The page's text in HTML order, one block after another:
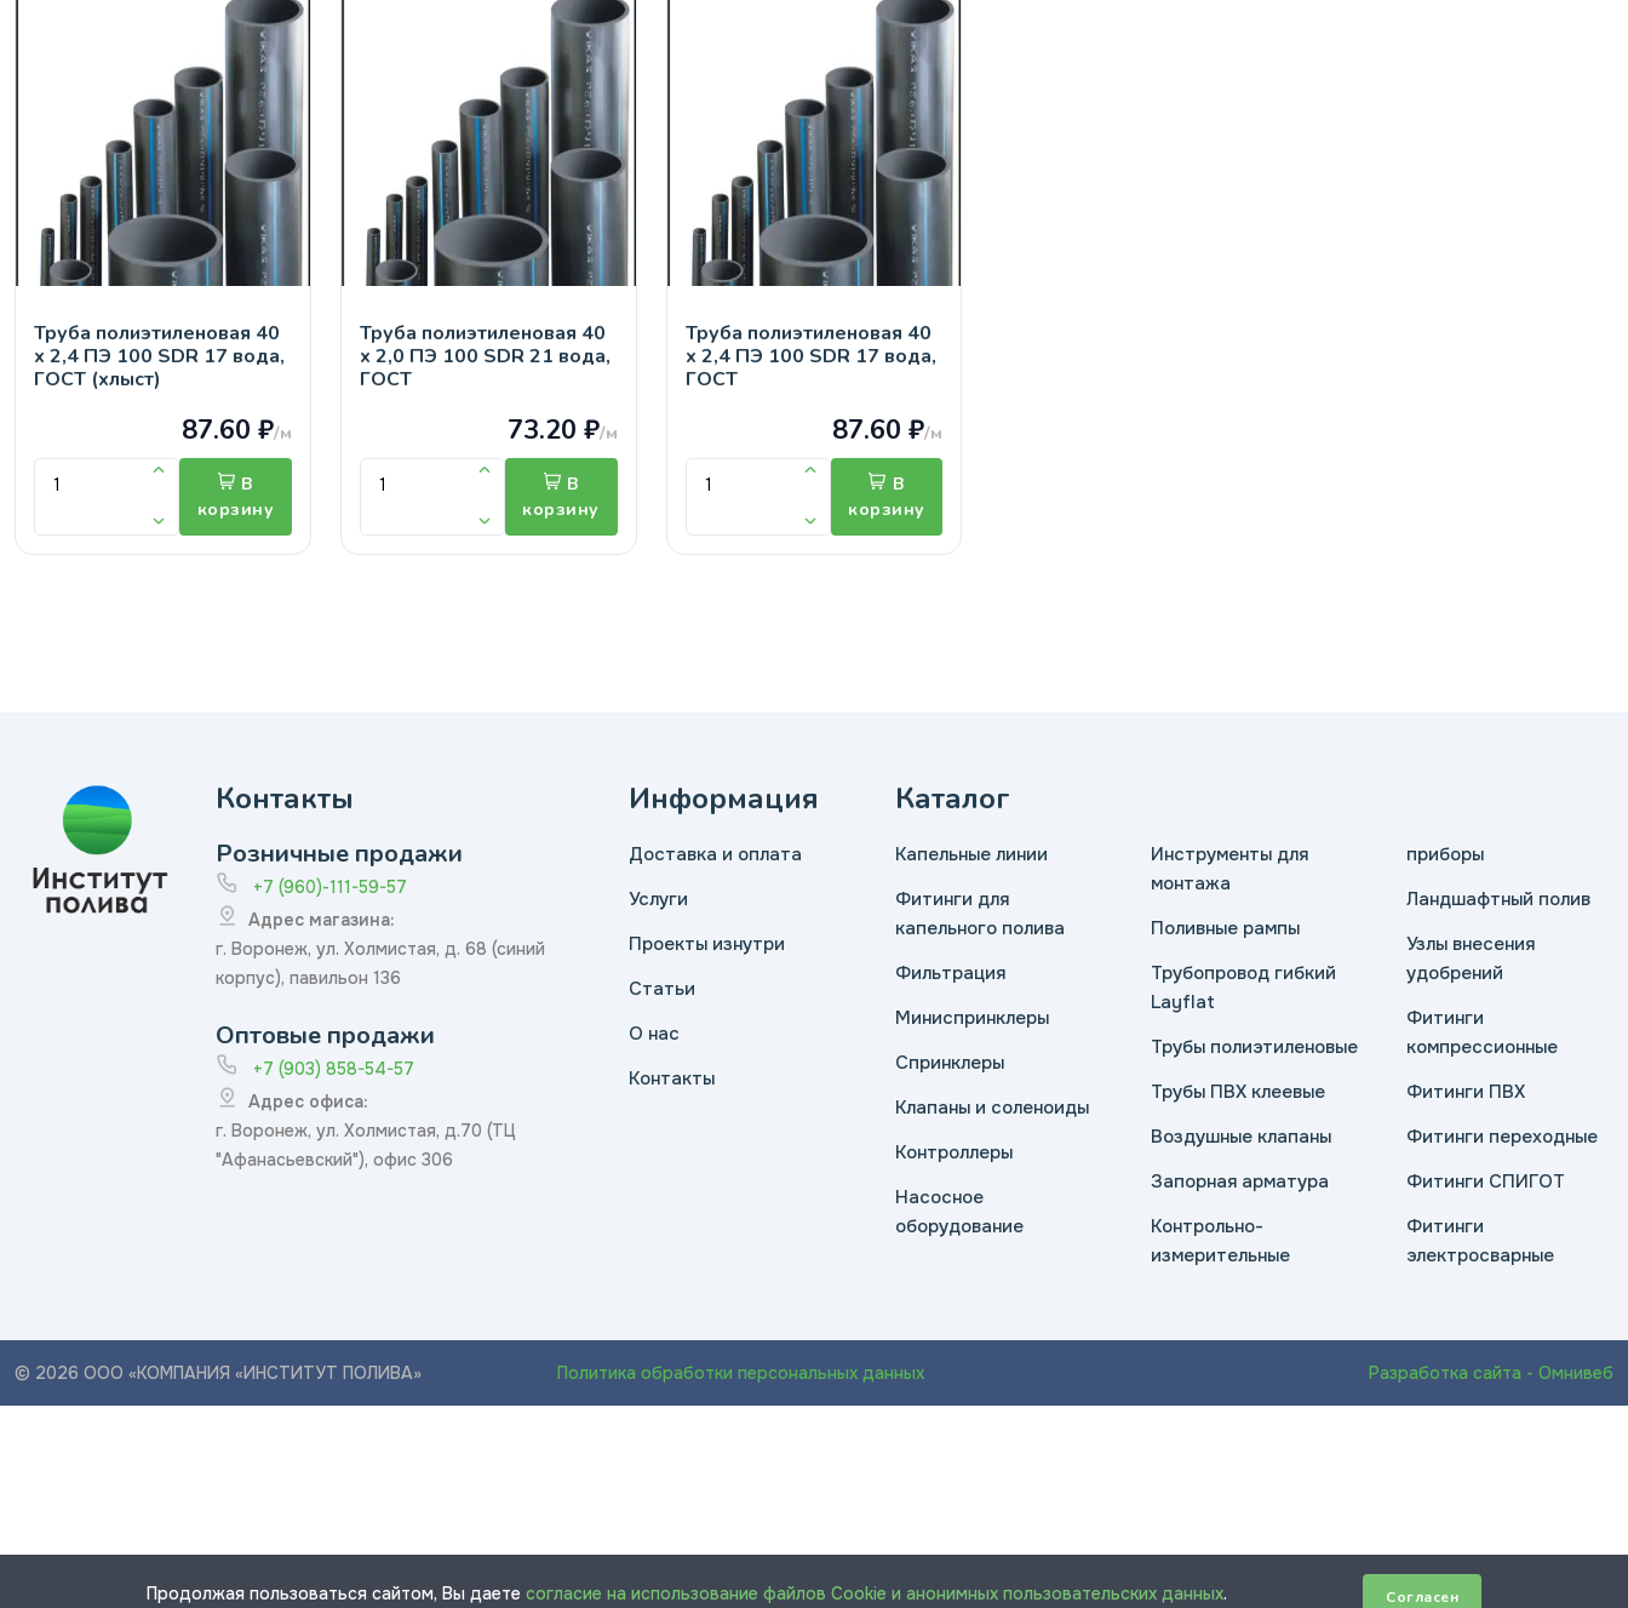
Труба полиэтиленовая 40
х 2,4 ПЭ 100 SDR 17 вода,
ГОСТ (хлыст)
87.60 ₽/м
В
корзину
Труба полиэтиленовая 40
х 2,0 ПЭ 100 SDR 21 вода,
ГОСТ
73.20 ₽/м
В
корзину
Труба полиэтиленовая 40
х 2,4 ПЭ 100 SDR 17 вода,
ГОСТ
87.60 ₽/м
В
корзину
Контакты
Розничные продажи
+7 (960)-111-59-57
Адрес магазина:
г. Воронеж, ул. Холмистая, д. 68 (синий
корпус), павильон 136
Оптовые продажи
+7 (903) 858-54-57
Адрес офиса:
г. Воронеж, ул. Холмистая, д.70 (ТЦ
"Афанасьевский"), офис 306
Информация
Доставка и оплата
Услуги
Проекты изнутри
Статьи
О нас
Контакты
Каталог
Капельные линии
Фитинги для
капельного полива
Фильтрация
Миниспринклеры
Спринклеры
Клапаны и соленоиды
Контроллеры
Насосное
оборудование
Инструменты для
монтажа
Поливные рампы
Трубопровод гибкий
Layflat
Трубы полиэтиленовые
Трубы ПВХ клеевые
Воздушные клапаны
Запорная арматура
Контрольно-
измерительные
приборы
Ландшафтный полив
Узлы внесения
удобрений
Фитинги
компрессионные
Фитинги ПВХ
Фитинги переходные
Фитинги СПИГОТ
Фитинги
электросварные
© 2026 ООО «КОМПАНИЯ «ИНСТИТУТ ПОЛИВА» Политика обработки персональных данных Разработка сайта - Омнивеб
Продолжая пользоваться сайтом, Вы даете согласие на использование файлов Cookie и анонимных пользовательских данных. Согласен